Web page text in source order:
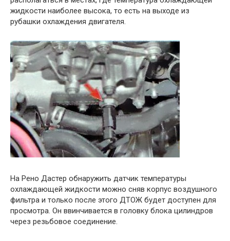
жидкости наиболее высока, то есть на выходе из
рубашки охлаждения двигателя.
На Рено Дастер обнаружить датчик температуры
охлаждающей жидкости можно сняв корпус воздушного
фильтра и только после этого ДТОЖ будет доступен для
просмотра. Он ввинчивается в головку блока цилиндров
через резьбовое соединение.